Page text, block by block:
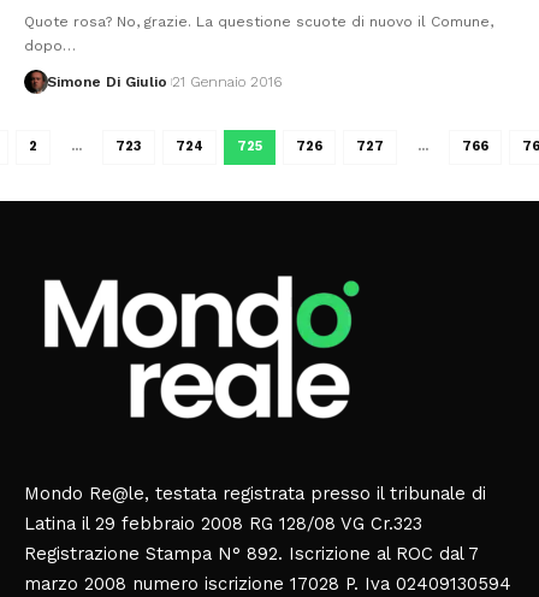
Quote rosa? No, grazie. La questione scuote di nuovo il Comune,
dopo…
Simone Di Giulio 21 Gennaio 2016
2 … 723 724 725 726 727 … 766
Mondo Re@le, testata registrata presso il tribunale di
Latina il 29 febbraio 2008 RG 128/08 VG Cr.323
Registrazione Stampa N° 892. Iscrizione al ROC dal 7
marzo 2008 numero iscrizione 17028 P. Iva 02409130594